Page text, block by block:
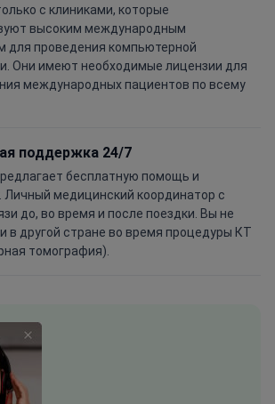
с клиниками, которые
высоким международным
для проведения компьютерной
Они имеют необходимые лицензии для
международных пациентов по всему
поддержка 24/7
бесплатную помощь и
Личный медицинский координатор с
до, во время и после поездки. Вы не
в другой стране во время процедуры КТ
томография).